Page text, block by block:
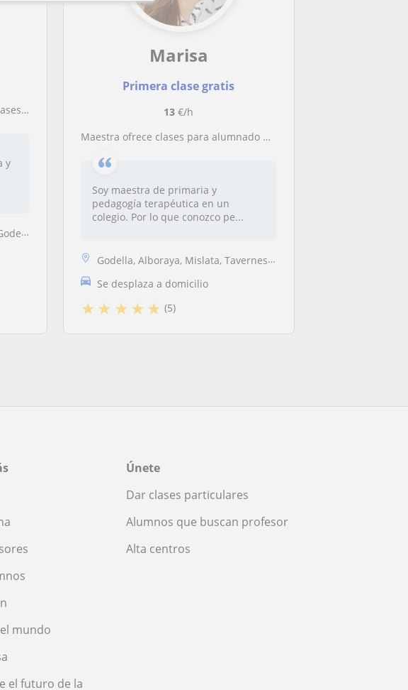
y cariño
y
...
Marisa
Primera clase gratis
13 €/h
Maestra ofrece clases para alumnado de Primaria
Soy maestra de primaria y
pedagogía terapéutica en un
colegio. Por lo que conozco pe...
Godella, Alboraya, Mislata, Tavernes Blanques, Valencia Capital, Alfar...
Se desplaza a domicilio
★★ ★★★ (5)
mundo
el futuro de la
Únete
Dar clases particulares
Alumnos que buscan profesor
Alta centros